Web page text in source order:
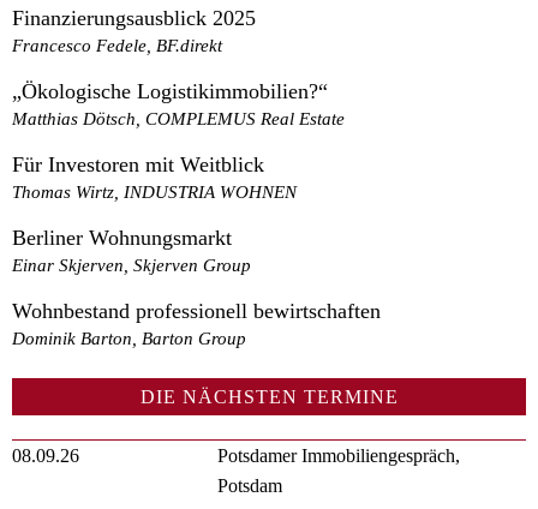
Finanzierungsausblick 2025
Francesco Fedele, BF.direkt
„Ökologische Logistikimmobilien?“
Matthias Dötsch, COMPLEMUS Real Estate
Für Investoren mit Weitblick
Thomas Wirtz, INDUSTRIA WOHNEN
Berliner Wohnungsmarkt
Einar Skjerven, Skjerven Group
Wohnbestand professionell bewirtschaften
Dominik Barton, Barton Group
DIE NÄCHSTEN TERMINE
08.09.26
Potsdamer Immobiliengespräch,
Potsdam